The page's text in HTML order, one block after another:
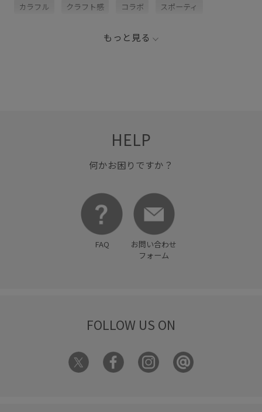
カラフル クラフト感 コラボ スポーティ
もっと見る
HELP
何かお困りですか？
FAQ
お問い合わせ
フォーム
FOLLOW US ON